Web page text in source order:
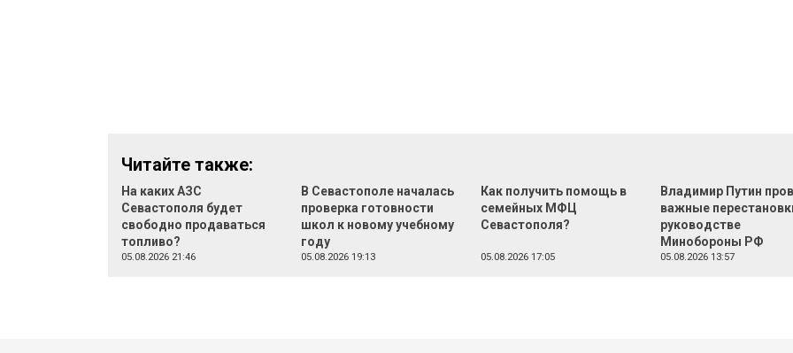
Читайте также:
На каких АЗС
Севастополя будет
свободно продаваться
топливо?
05.08.2026 21:46
В Севастополе началась
проверка готовности
школ к новому учебному
году
05.08.2026 19:13
Как получить помощь в
семейных МФЦ
Севастополя?
05.08.2026 17:05
Владимир Путин
важные
руководстве
Минобороны РФ
05.08.2026 13:57